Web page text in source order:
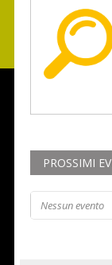
PROSSIMI
Nessun evento